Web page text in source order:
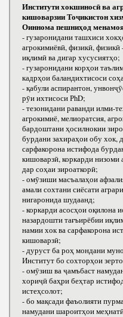
Институти хокшиносӣ ва
кишоварзии Тоҷикистон
Оиннома пешниҳод
- гузаронидани ташхиси
агрокимиёвӣ, физикӣ,
иқлимӣ ва дигар хусусиятҳо;
- гузаронидани корҳои
кадрҳои баландихтисоси
- қабули аспирантон,
рӯи ихтисоси РhD;
- тезонидани раванди илми-
агрокимиё, мелиоратсия,
бардоштани ҳосилнокии
бурдани захираҳои обу хок,
сарфакорона истифода
кишоварзӣ, коркарди
дар соҳаи зироаткорӣ;
- омӯзиши масъалаҳои
амали сохтани сиёсати
нигаронида шудаанд;
- коркарди асосҳои оқилона
назардошти тағъирёбии
намии хок ва сарфакорона
кишоварзӣ;
- дуруст ба роҳ мондани
Институт бо сохторҳои
- омӯзиш ва ҷамъбаст
хориҷӣ баҳри беҳтар
истеҳсолот;
- бо мақсади фаъолияти
намудани шароитҳои